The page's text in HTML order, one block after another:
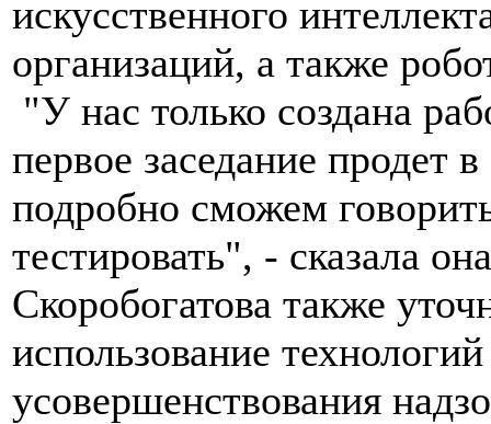
искусственного
организаций, а также
"У нас только создана
первое заседание продет
подробно сможем
тестировать", - сказала
Скоробогатова также
использование
усовершенствования